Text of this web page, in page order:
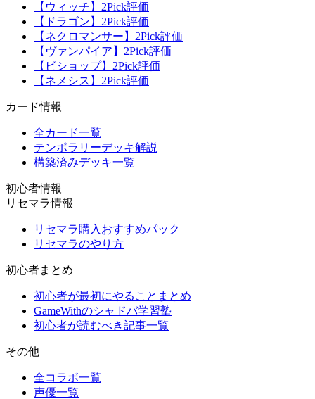
【ウィッチ】2Pick評価
【ドラゴン】2Pick評価
【ネクロマンサー】2Pick評価
【ヴァンパイア】2Pick評価
【ビショップ】2Pick評価
【ネメシス】2Pick評価
カード情報
全カード一覧
テンポラリーデッキ解説
構築済みデッキ一覧
初心者情報
リセマラ情報
リセマラ購入おすすめパック
リセマラのやり方
初心者まとめ
初心者が最初にやることまとめ
GameWithのシャドバ学習塾
初心者が読むべき記事一覧
その他
全コラボ一覧
声優一覧